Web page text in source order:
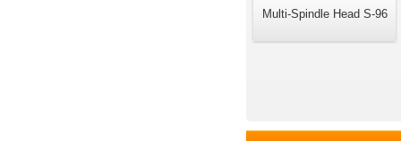
Multi-Spindle Head S-96